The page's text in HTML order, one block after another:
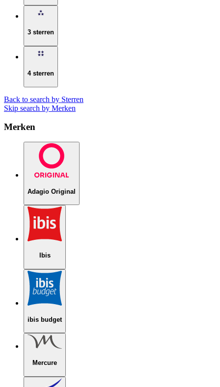
3 sterren
4 sterren
Back to search by Sterren
Skip search by Merken
Merken
Adagio Original
Ibis
ibis budget
Mercure